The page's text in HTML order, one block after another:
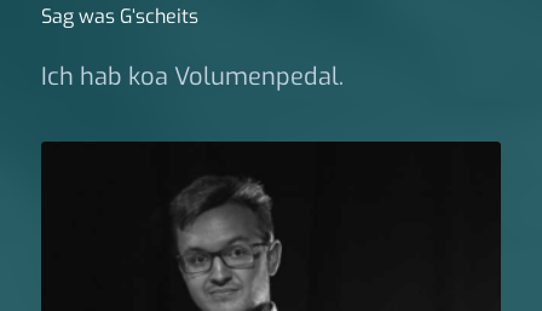
Sag was G‘scheits
Ich hab koa Volumenpedal.